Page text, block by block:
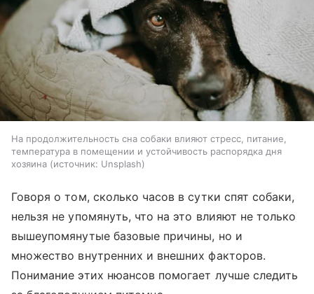
На продолжительность сна собаки влияют стресс, питание,
температура в помещении и устойчивость распорядка дня
хозяина
источник: Unsplash
Говоря о том, сколько часов в сутки спят собаки,
нельзя не упомянуть, что на это влияют не только
вышеупомянутые базовые причины, но и
множество внутренних и внешних факторов.
Понимание этих нюансов помогает лучше следить